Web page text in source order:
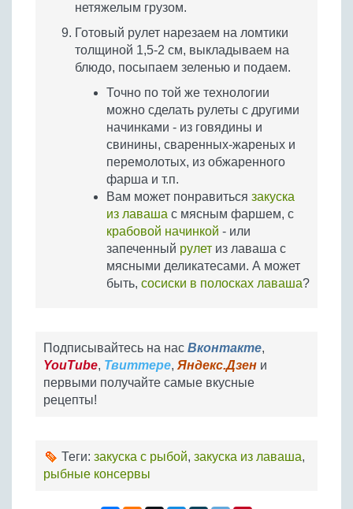
нетяжелым грузом.
Готовый рулет нарезаем на ломтики
толщиной 1,5-2 см, выкладываем на
блюдо, посыпаем зеленью и подаем.
Точно по той же технологии
можно сделать рулеты с другими
начинками - из говядины и
свинины, сваренных-жареных и
перемолотых, из обжаренного
фарша и т.п.
Вам может понравиться закуска
из лаваша с мясным фаршем, с
крабовой начинкой - или
запеченный рулет из лаваша с
мясными деликатесами. А может
быть, сосиски в полосках лаваша?
Подписывайтесь на нас Вконтакте,
YouTube, Твиттере, Яндекс.Дзен и
первыми получайте самые вкусные
рецепты!
Теги: закуска с рыбой, закуска из лаваша,
рыбные консервы